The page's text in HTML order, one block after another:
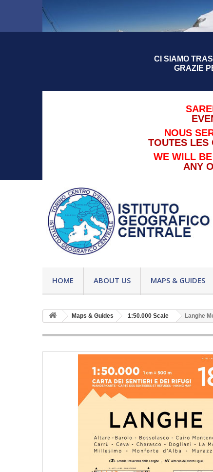
CI SIAMO
GRAZIE
NOUS
TOUTES LES
WE WILL
ANY
HOME ABOUT US MAPS & GUIDES
Maps & Guides 1:50.000 Scale Langhe